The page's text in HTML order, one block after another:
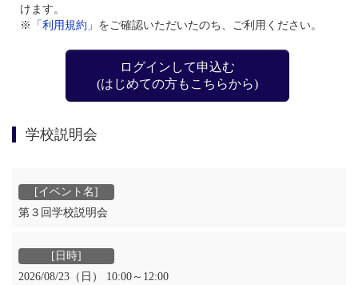
けます。
※
「利用規約」 をご確認いただいたのち、ご利用ください。
ログインして申込む
(はじめての方もこちらから)
学校説明会
第３回学校説明会
2026/08/23（日） 10:00～12:00